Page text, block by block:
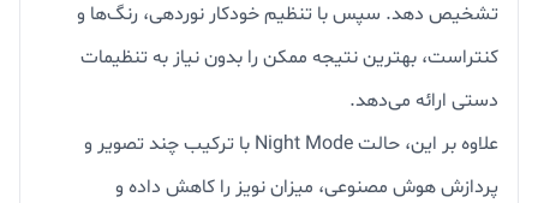
تشخیص دهد. سپس با تنظیم خودکار نوردهی، رنگ‌ها و
کنتراست، بهترین نتیجه ممکن را بدون نیاز به تنظیمات
دستی ارائه می‌دهد.
علاوه بر این، حالت Night Mode با ترکیب چند تصویر و
پردازش هوش مصنوعی، میزان نویز را کاهش داده و